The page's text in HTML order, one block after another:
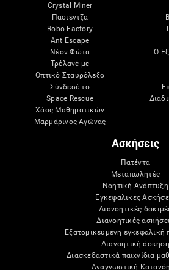
Crystal Miner
Πασιέντζα
Robo Factory
Ant Escape
Νέον Φώτα
Τρέλανέ με
Οπτικό Σταυρόλεξο
Σύνδεσέ το
Space Rescue
Χάος Μαθηματικών
Μαρμάρινος Αγώνας
Ο
Ασκήσεις
Πατέντα
Μεταπωλητές
Νοητική Ανάπτυξη
Εγκεφαλικές
Διανοητικές
Διανοητικές
Εξατομικευμένη εγκεφαλική
Διανοητική άσκηση
Διασκεδαστικά παιχνίδια
Αναγνωστική